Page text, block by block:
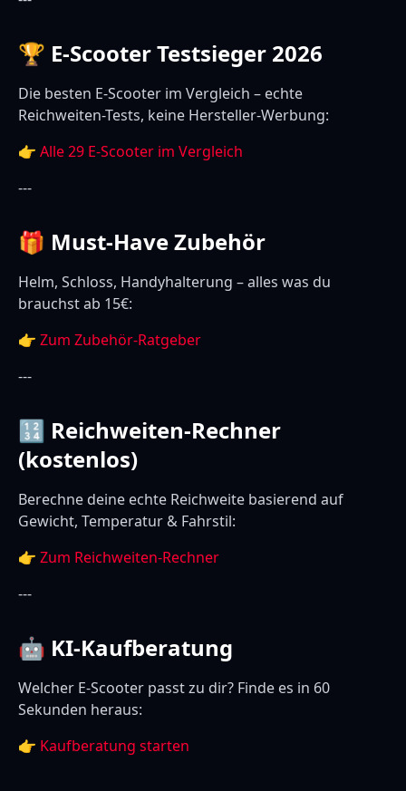
🏆 E-Scooter Testsieger 2026
Die besten E-Scooter im Vergleich – echte
Reichweiten-Tests, keine Hersteller-Werbung:
👉 Alle 29 E-Scooter im Vergleich
---
🎁 Must-Have Zubehör
Helm, Schloss, Handyhalterung – alles was du
brauchst ab 15€:
👉 Zum Zubehör-Ratgeber
---
🔢 Reichweiten-Rechner
(kostenlos)
Berechne deine echte Reichweite basierend auf
Gewicht, Temperatur & Fahrstil:
👉 Zum Reichweiten-Rechner
---
🤖 KI-Kaufberatung
Welcher E-Scooter passt zu dir? Finde es in 60
Sekunden heraus:
👉 Kaufberatung starten